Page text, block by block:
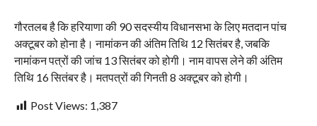
गौरतलब है कि हरियाणा की 90 सदस्यीय विधानसभा के लिए मतदान पांच
अक्टूबर को होना है। नामांकन की अंतिम तिथि 12 सितंबर है, जबकि
नामांकन पत्रों की जांच 13 सितंबर को होगी। नाम वापस लेने की अंतिम
तिथि 16 सितंबर है। मतपत्रों की गिनती 8 अक्टूबर को होगी।
Post Views: 1,387